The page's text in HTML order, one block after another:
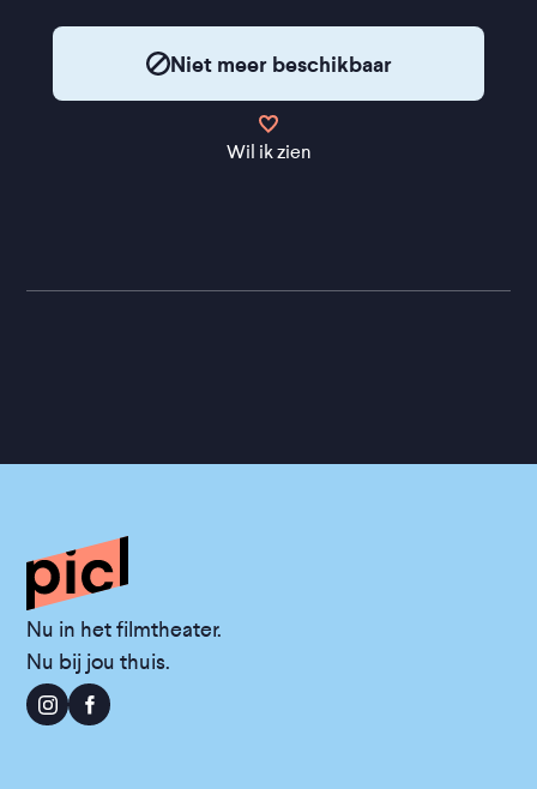
Niet meer beschikbaar
Wil ik zien
Nu in het filmtheater.
Nu bij jou thuis.